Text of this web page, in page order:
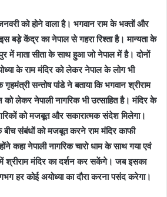
को होने वाला है। भगवान राम के भक्तों और
बड़े केंद्र का नेपाल से गहरा रिश्ता है। मान्यता के
में माता सीता के साथ हुआ जो नेपाल में है। दोनों
के राम मंदिर को लेकर नेपाल के लोग भी
सन्तोष पांडे ने बताया कि भगवान श्रीराम
को लेकर नेपाली नागरिक भी उत्साहित है। मंदिर के
को मजबूत और सकारात्मक संदेश मिलेगा।
बीच संबंधों को मजबूत करने राम मंदिर काफी
कहा नेपाली नागरिक चारो धाम के साथ गया एवं
श्रीराम मंदिर का दर्शन कर सकेंगे। जब इसका
हर कोई अयोध्या का दौरा करना पसंद करेगा।